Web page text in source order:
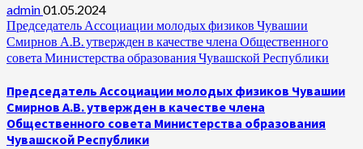
admin01.05.2024
Председатель Ассоциации молодых физиков Чувашии
Смирнов А.В. утвержден в качестве члена Общественного
совета Министерства образования Чувашской Республики
Председатель Ассоциации молодых физиков Чувашии
Смирнов А.В. утвержден в качестве члена
Общественного совета Министерства образования
Чувашской Республики